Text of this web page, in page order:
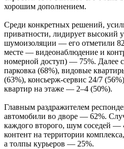
хорошим дополнением.
Среди конкретных решений,
приватности, лидирует высокий
шумоизоляции — его отметили
месте — видеонаблюдение и
номерной доступ) — 75%. Далее
парковка (68%), видовые
(63%), консьерж-сервис 24/7
квартир на этаже — 2–4 (50%).
Главным раздражителем
автомобили во дворе — 62%.
каждого второго, шум соседей
контент на территории
а толпы курьеров — 25%.